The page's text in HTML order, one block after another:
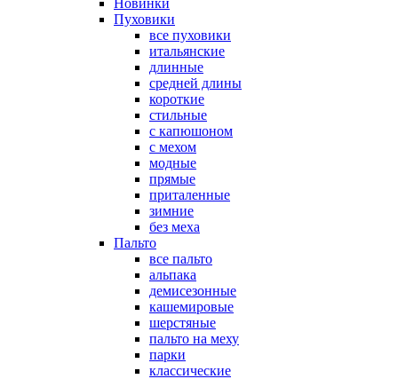
Новинки
Пуховики
все пуховики
итальянские
длинные
средней длины
короткие
стильные
с капюшоном
с мехом
модные
прямые
приталенные
зимние
без меха
Пальто
все пальто
альпака
демисезонные
кашемировые
шерстяные
пальто на меху
парки
классические